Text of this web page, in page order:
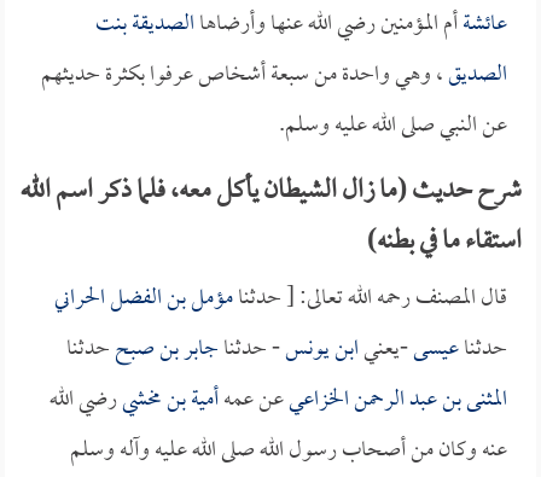
عائشةأم المؤمنين رضي الله عنها وأرضاهاالصديقة بنت
الصديق، وهي واحدة من سبعة أشخاص عرفوا بكثرة حديثهم
عن النبي صلى الله عليه وسلم.
شرح حديث (ما زال الشيطان يأكل معه، فلما ذكر اسم الله
استقاء ما في بطنه)
قال المصنف رحمه الله تعالى: [ حدثنامؤمل بن الفضل الحراني
حدثناعيسى-يعنيابن يونس- حدثناجابر بن صبححدثنا
المثنى بن عبد الرحمن الخزاعيعن عمهأمية بن مخشيرضي الله
عنه وكان من أصحاب رسول الله صلى الله عليه وآله وسلم